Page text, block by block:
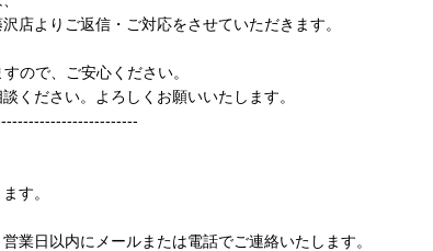
店よりご返信・ご対応をさせていただきます。
ので、ご安心ください。
ください。よろしくお願いいたします。
す。
業日以内にメールまたは電話でご連絡いたします。